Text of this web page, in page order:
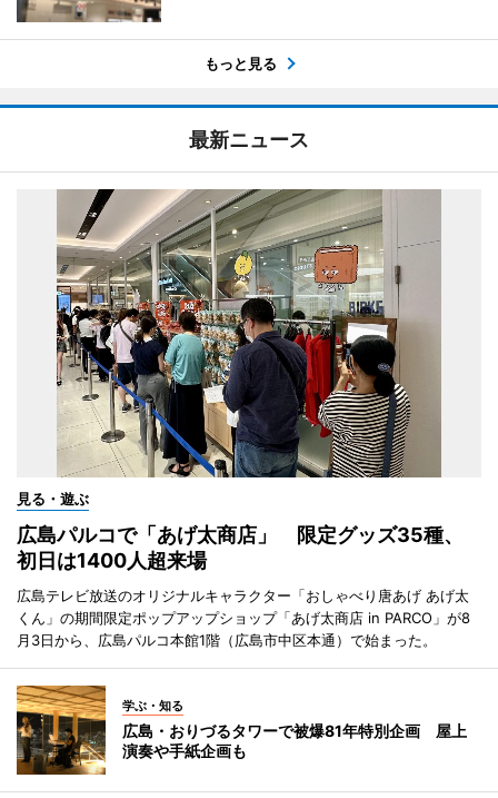
もっと見る
最新ニュース
見る・遊ぶ
広島パルコで「あげ太商店」 限定グッズ35種、
初日は1400人超来場
広島テレビ放送のオリジナルキャラクター「おしゃべり唐あげ あげ太
くん」の期間限定ポップアップショップ「あげ太商店 in PARCO」が8
月3日から、広島パルコ本館1階（広島市中区本通）で始まった。
学ぶ・知る
広島・おりづるタワーで被爆81年特別企画 屋上
演奏や手紙企画も